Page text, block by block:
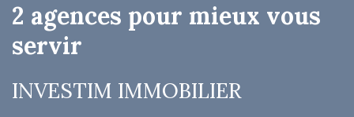
2 agences pour mieux vous
servir
INVESTIM IMMOBILIER